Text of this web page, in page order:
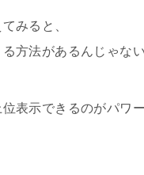
みると、
方法があるんじゃな
表示できるのがパワ